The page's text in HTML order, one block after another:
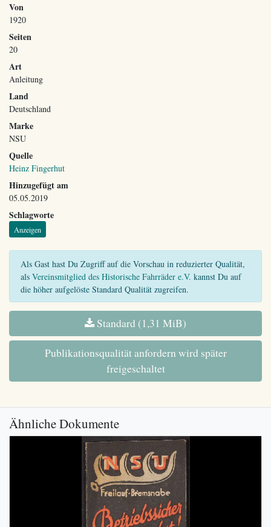
Von
1920
Seiten
20
Art
Anleitung
Land
Deutschland
Marke
NSU
Quelle
Heinz Fingerhut
Hinzugefügt am
05.05.2019
Schlagworte
Anzeigen
Als Gast hast Du Zugriff auf die Vorschau in reduzierter Qualität,
als Vereinsmitglied des Historische Fahrräder e.V. kannst Du auf
die höher aufgelöste Standard Qualität zugreifen.
Standard (1,31 MiB)
Publikationsqualität anfordern wird später
freigeschaltet
Ähnliche Dokumente